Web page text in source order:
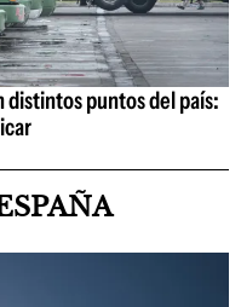
distintos puntos del país: